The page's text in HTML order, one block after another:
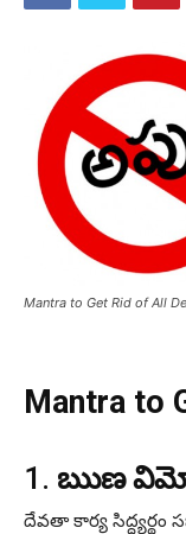
Mantra to Get Rid of All
Mantra to
1. ఋణ
దేవతా కార్య సిద్ధ్యర్థం